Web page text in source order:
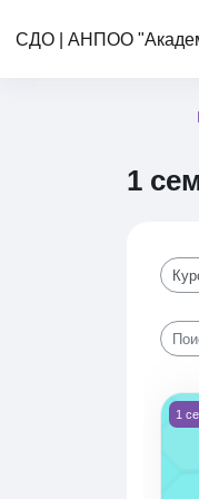
СДО | АНПОО
1
Категории
1